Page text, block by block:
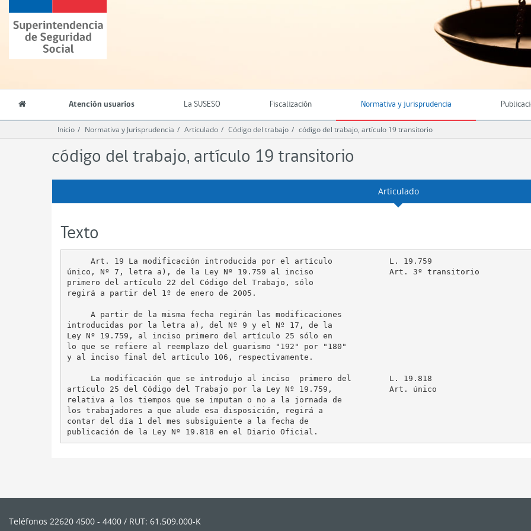
principalSuperintendencia
de
Seguridad
(SUSESO)
Chile
Atención usuarios La SUSESO Fiscalización Normativa y jurisprudencia
Inicio Normativa y Jurisprudencia Articulado Código del trabajo código del trabajo, artículo 19 transitorio
código del trabajo, artículo 19 transitorio
Articulado
Texto
     Art. 19 La modificación introducida por el artículo            L. 19.759
único, Nº 7, letra a), de la Ley Nº 19.759 al inciso                Art. 3º transitorio
primero del artículo 22 del Código del Trabajo, sólo
regirá a partir del 1º de enero de 2005.
     A partir de la misma fecha regirán las modificaciones
introducidas por la letra a), del Nº 9 y el Nº 17, de la
Ley Nº 19.759, al inciso primero del artículo 25 sólo en
lo que se refiere al reemplazo del guarismo "192" por "180"
y al inciso final del artículo 106, respectivamente.
     La modificación que se introdujo al inciso  primero del        L. 19.818
artículo 25 del Código del Trabajo por la Ley Nº 19.759,            Art. único
relativa a los tiempos que se imputan o no a la jornada de
los trabajadores a que alude esa disposición, regirá a
contar del día 1 del mes subsiguiente a la fecha de
Teléfonos 22620 4500 - 4400 / RUT: 61.509.000-K